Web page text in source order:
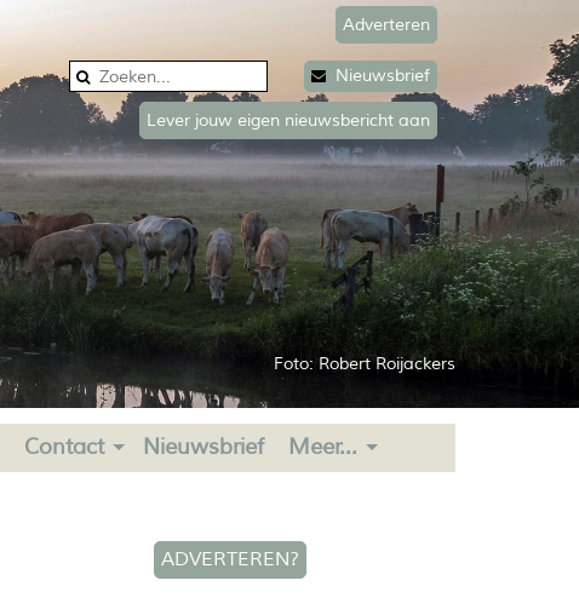
Nieuwsbrief
Contact Nieuwsbrief Meer...
Adverteren
Lever jouw eigen nieuwsbericht aan
Foto: Robert Roijackers
ADVERTEREN?